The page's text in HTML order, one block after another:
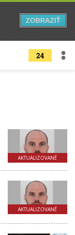
24
AKTUALIZOVANÉ
AKTUALIZOVANÉ
ZOBRAZIŤ